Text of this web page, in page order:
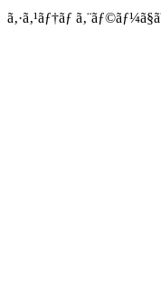
ã‚·ã‚¹ãƒ†ãƒ